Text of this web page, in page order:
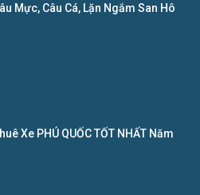
Mực, Câu Cá, Lặn Ngắm San Hô
Xe PHÚ QUỐC TỐT NHẤT Năm